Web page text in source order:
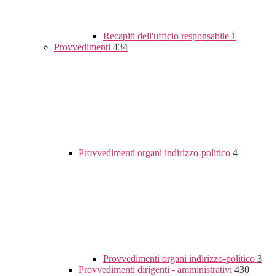
Recapiti dell'ufficio responsabile 1
Provvedimenti 434
Provvedimenti organi indirizzo-politico 4
Provvedimenti organi indirizzo-politico 3
Provvedimenti dirigenti - amministrativi 430